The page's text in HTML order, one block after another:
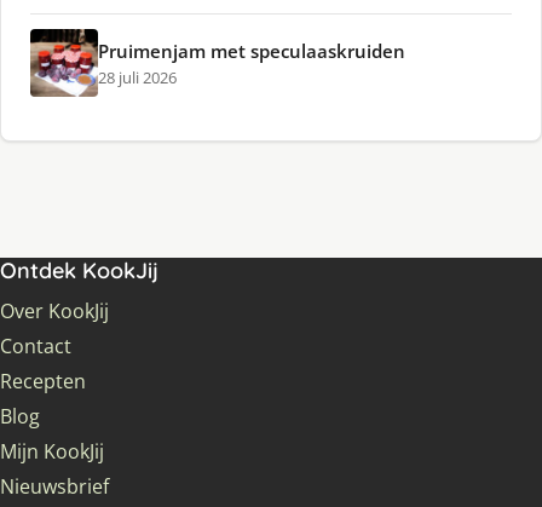
Pruimenjam met speculaaskruiden
28 juli 2026
Ontdek KookJij
Over KookJij
Contact
Recepten
Blog
Mijn KookJij
Nieuwsbrief